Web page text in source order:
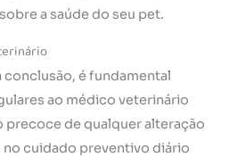
a saúde do seu pet.
conclusão, é fundamental
ao médico veterinário
precoce de qualquer alteração
no cuidado preventivo diário